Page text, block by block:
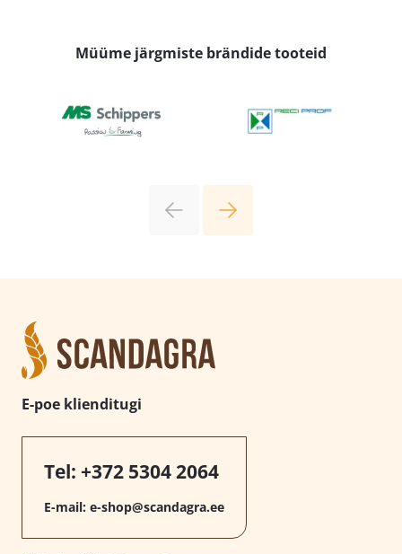
Müüme järgmiste brändide tooteid
E-poe klienditugi
Tel: +372 5304 2064
E-mail: e-shop@scandagra.ee